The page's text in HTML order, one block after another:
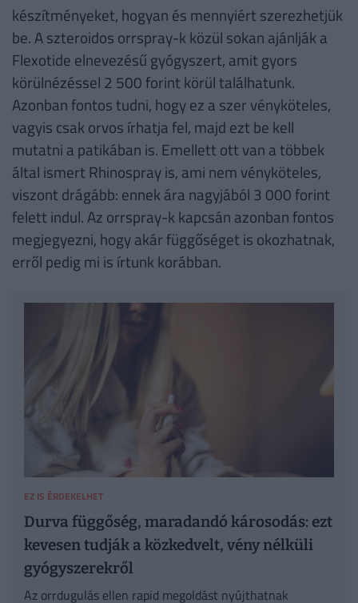
készítményeket, hogyan és mennyiért szerezhetjük
be. A szteroidos orrspray-k közül sokan ajánlják a
Flexotide elnevezésű gyógyszert, amit gyors
körülnézéssel 2 500 forint körül találhatunk.
Azonban fontos tudni, hogy ez a szer vényköteles,
vagyis csak orvos írhatja fel, majd ezt be kell
mutatni a patikában is. Emellett ott van a többek
által ismert Rhinospray is, ami nem vényköteles,
viszont drágább: ennek ára nagyjából 3 000 forint
felett indul. Az orrspray-k kapcsán azonban fontos
megjegyezni, hogy akár függőséget is okozhatnak,
erről pedig mi is írtunk korábban.
EZ IS ÉRDEKELHET
Durva függőség, maradandó károsodás: ezt
kevesen tudják a közkedvelt, vény nélküli
gyógyszerekről
Az orrdugulás ellen rapid megoldást nyújthatnak